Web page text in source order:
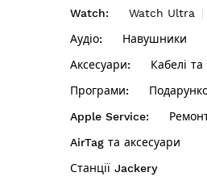
Watch:
Watch Ultra
Аудіо:
Навушники
Аксесуари:
Кабелі та
Програми:
Apple Service:
AirTag та аксесуари
Станції Jackery